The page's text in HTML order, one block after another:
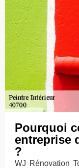
Pourquoi
entreprise
?
WJ Rénovation